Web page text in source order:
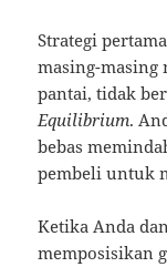
Strategi
masing-masing
pantai, tidak
Equilibrium.
bebas
pembeli untuk
Ketika Anda
memposisikan